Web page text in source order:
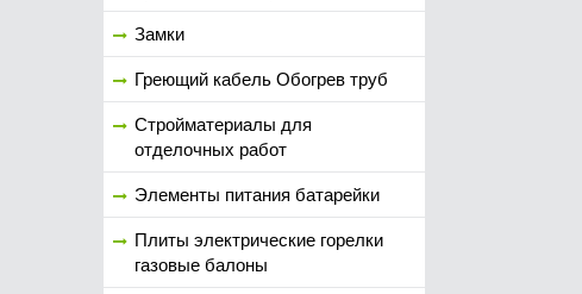
Замки
Греющий кабель Обогрев труб
Стройматериалы для
отделочных работ
Элементы питания батарейки
Плиты электрические горелки
газовые балоны